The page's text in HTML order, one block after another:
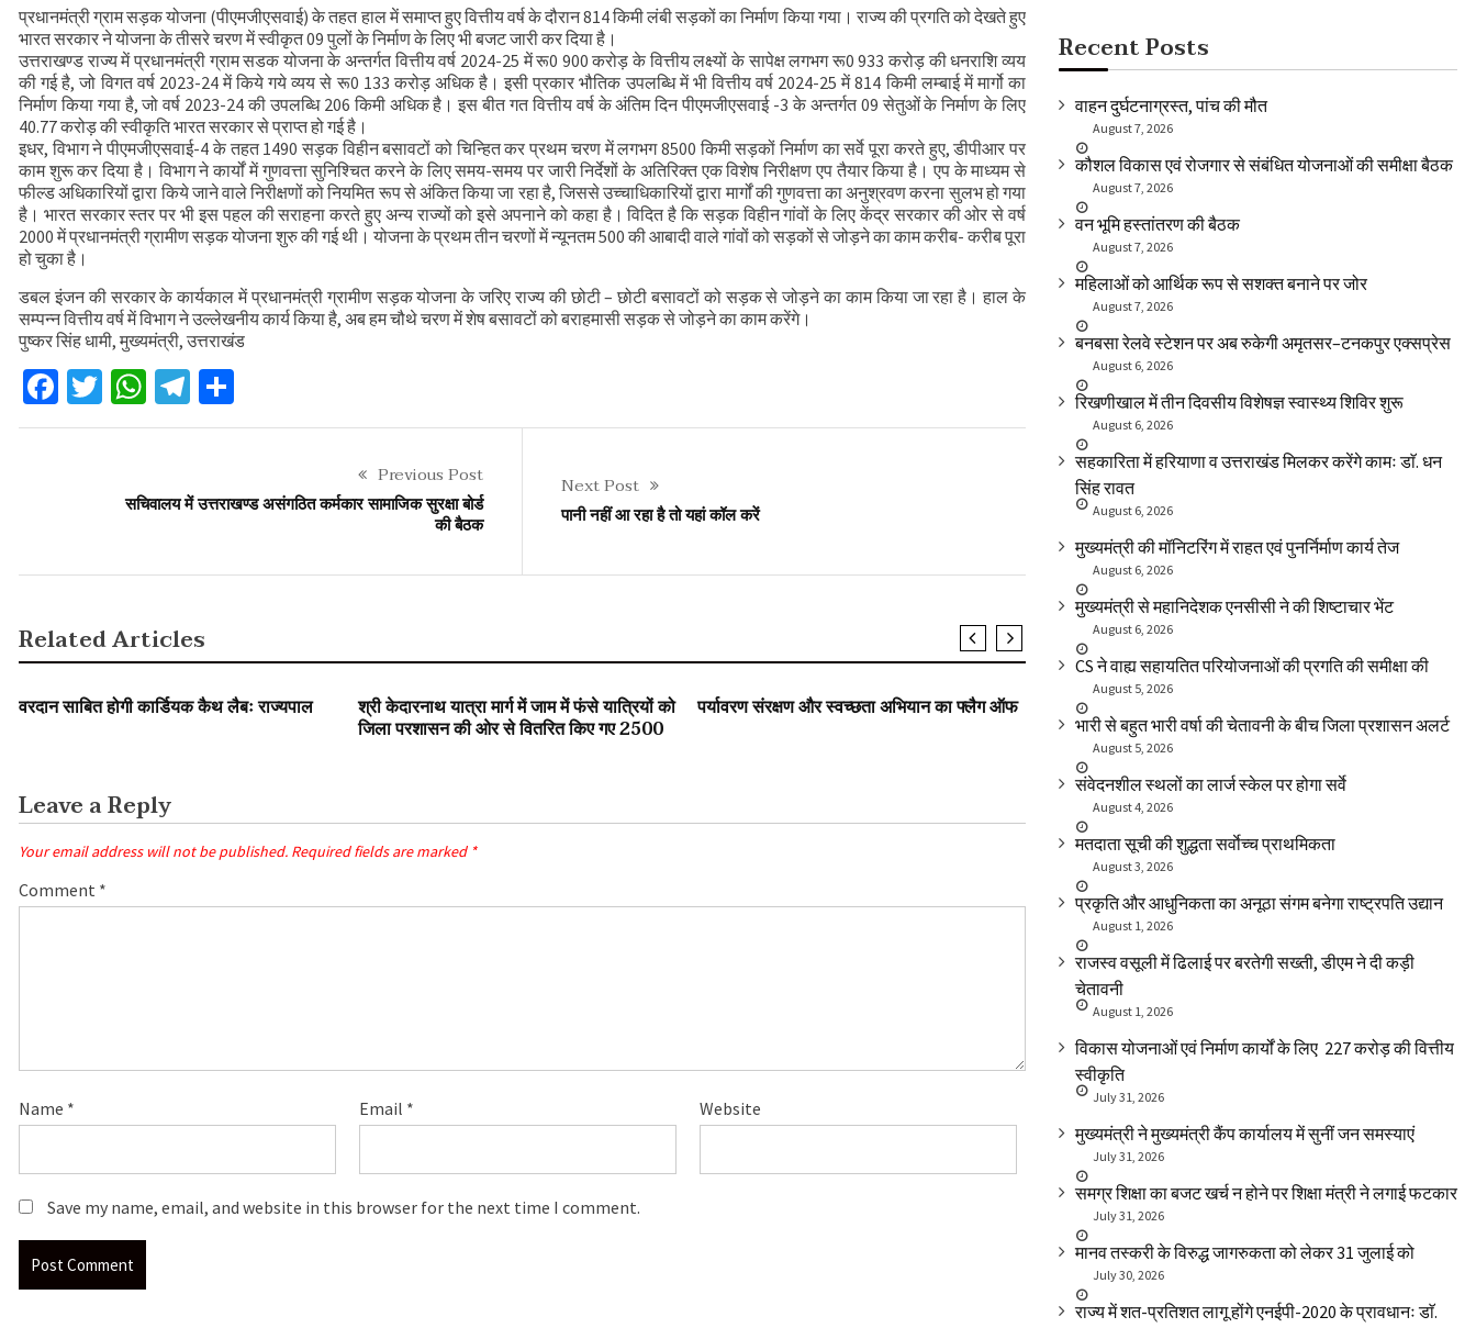
कौशल विकास एवं रोजगार से संबंधित योजनाओं की समीक्षा बैठक
वन भूमि हस्तांतरण की बैठक
प्रधानमंत्री ग्राम सड़क योजना (पीएमजीएसवाई) के तहत हाल में समाप्त हुए वित्तीय वर्ष के दौरान 814 किमी लंबी सड़कों का निर्माण किया गया। राज्य की प्रगति को देखते हुए
भारत सरकार ने योजना के तीसरे चरण में स्वीकृत 09 पुलों के निर्माण के लिए भी बजट जारी कर दिया है।
उत्तराखण्ड राज्य में प्रधानमंत्री ग्राम सडक योजना के अन्तर्गत वित्तीय वर्ष 2024-25 में रू0 900 करोड़ के वित्तीय लक्ष्यों के सापेक्ष लगभग रू0 933 करोड़ की धनराशि व्यय
की गई है, जो विगत वर्ष 2023-24 में किये गये व्यय से रू0 133 करोड़ अधिक है। इसी प्रकार भौतिक उपलब्धि में भी वित्तीय वर्ष 2024-25 में 814 किमी लम्बाई में मार्गो का
निर्माण किया गया है, जो वर्ष 2023-24 की उपलब्धि 206 किमी अधिक है। इस बीत गत वित्तीय वर्ष के अंतिम दिन पीएमजीएसवाई -3 के अन्तर्गत 09 सेतुओं के निर्माण के लिए
40.77 करोड़ की स्वीकृति भारत सरकार से प्राप्त हो गई है।
इधर, विभाग ने पीएमजीएसवाई-4 के तहत 1490 सड़क विहीन बसावटों को चिन्हित कर प्रथम चरण में लगभग 8500 किमी सड़कों निर्माण का सर्वे पूरा करते हुए, डीपीआर पर
काम शुरू कर दिया है। विभाग ने कार्यों में गुणवत्ता सुनिश्चित करने के लिए समय-समय पर जारी निर्देशों के अतिरिक्त एक विशेष निरीक्षण एप तैयार किया है। एप के माध्यम से
फील्ड अधिकारियों द्वारा किये जाने वाले निरीक्षणों को नियमित रूप से अंकित किया जा रहा है, जिससे उच्चाधिकारियों द्वारा मार्गों की गुणवत्ता का अनुश्रवण करना सुलभ हो गया
है। भारत सरकार स्तर पर भी इस पहल की सराहना करते हुए अन्य राज्यों को इसे अपनाने को कहा है। विदित है कि सड़क विहीन गांवों के लिए केंद्र सरकार की ओर से वर्ष
2000 में प्रधानमंत्री ग्रामीण सड़क योजना शुरु की गई थी। योजना के प्रथम तीन चरणों में न्यूनतम 500 की आबादी वाले गांवों को सड़कों से जोड़ने का काम करीब- करीब पूरा
हो चुका है।
डबल इंजन की सरकार के कार्यकाल में प्रधानमंत्री ग्रामीण सड़क योजना के जरिए राज्य की छोटी – छोटी बसावटों को सड़क से जोड़ने का काम किया जा रहा है। हाल के
सम्पन्न वित्तीय वर्ष में विभाग ने उल्लेखनीय कार्य किया है, अब हम चौथे चरण में शेष बसावटों को बराहमासी सड़क से जोड़ने का काम करेंगे।
पुष्कर सिंह धामी, मुख्यमंत्री, उत्तराखंड
Facebook
Twitter
WhatsApp
Telegram
Previous Post
सचिवालय में उत्तराखण्ड असंगठित कर्मकार सामाजिक सुरक्षा बोर्ड
की बैठक
Next Post
पानी नहीं आ रहा है तो यहां कॉल करें
Related Articles
वरदान साबित होगी कार्डियक कैथ लैबः राज्यपाल श्री केदारनाथ यात्रा मार्ग में जाम में फंसे यात्रियों को
जिला प्रशासन की ओर से वितरित किए गए 2500
पर्यावरण संरक्षण और स्वच्छता अभियान का फ्लैग ऑफ
SLIDER उत्तराखंड
सूबे में अनिवार्य रूप से लागू होंगे एनईपी-2020 के
प्रावधान: डॉ. धन सिंह रावत
SLIDER
युवाओं को
Leave a Reply
Your email address will not be published. Required fields are marked *
Comment *
Name * Email * Website
Save my name, email, and website in this browser for the next time I comment.
Recent Posts
वाहन दुर्घटनाग्रस्त, पांच की मौत
August 7, 2026
कौशल विकास एवं रोजगार से संबंधित योजनाओं की समीक्षा बैठक
August 7, 2026
वन भूमि हस्तांतरण की बैठक
August 7, 2026
महिलाओं को आर्थिक रूप से सशक्त बनाने पर जोर
August 7, 2026
बनबसा रेलवे स्टेशन पर अब रुकेगी अमृतसर–टनकपुर एक्सप्रेस
August 6, 2026
रिखणीखाल में तीन दिवसीय विशेषज्ञ स्वास्थ्य शिविर शुरू
August 6, 2026
सहकारिता में हरियाणा व उत्तराखंड मिलकर करेंगे कामः डाॅ. धन
सिंह रावत
August 6, 2026
मुख्यमंत्री की मॉनिटरिंग में राहत एवं पुनर्निर्माण कार्य तेज
August 6, 2026
मुख्यमंत्री से महानिदेशक एनसीसी ने की शिष्टाचार भेंट
August 6, 2026
CS ने वाह्य सहायतित परियोजनाओं की प्रगति की समीक्षा की
August 5, 2026
भारी से बहुत भारी वर्षा की चेतावनी के बीच जिला प्रशासन अलर्ट
August 5, 2026
संवेदनशील स्थलों का लार्ज स्केल पर होगा सर्वे
August 4, 2026
मतदाता सूची की शुद्धता सर्वाेच्च प्राथमिकता
August 3, 2026
प्रकृति और आधुनिकता का अनूठा संगम बनेगा राष्ट्रपति उद्यान
August 1, 2026
राजस्व वसूली में ढिलाई पर बरतेगी सख्ती, डीएम ने दी कड़ी
चेतावनी
August 1, 2026
विकास योजनाओं एवं निर्माण कार्यों के लिए ₹ 227 करोड़ की वित्तीय
स्वीकृति
July 31, 2026
मुख्यमंत्री ने मुख्यमंत्री कैंप कार्यालय में सुनीं जन समस्याएं
July 31, 2026
समग्र शिक्षा का बजट खर्च न होने पर शिक्षा मंत्री ने लगाई फटकार
July 31, 2026
मानव तस्करी के विरुद्ध जागरुकता को लेकर 31 जुलाई को
July 30, 2026
राज्य में शत-प्रतिशत लागू होंगे एनईपी-2020 के प्रावधानः डाॅ.